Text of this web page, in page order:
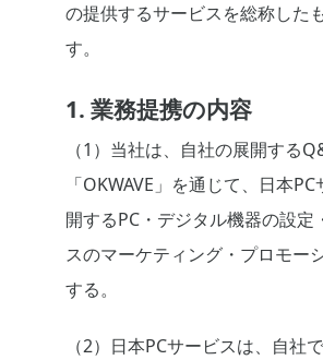
の提供するサービスを総称した
す。
1. 業務提携の内容
（1）当社は、自社の展開する
「OKWAVE」を通じて、日本
開するPC・デジタル機器の設定
スのマーケティング・プロモー
する。
（2）日本PCサービスは、自社